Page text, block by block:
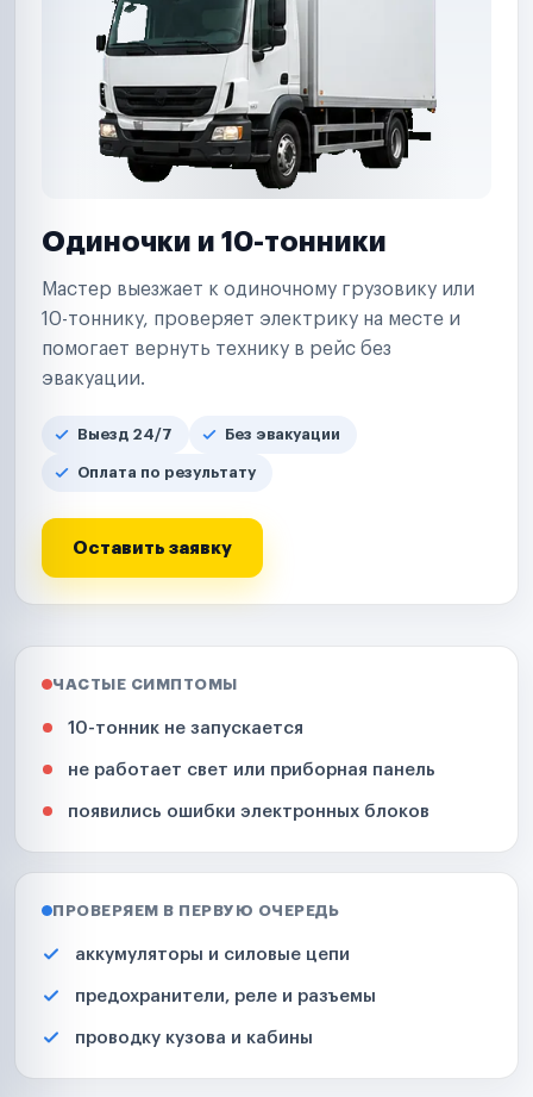
Одиночки и 10-тонники
Мастер выезжает к одиночному грузовику или
10-тоннику, проверяет электрику на месте и
помогает вернуть технику в рейс без
эвакуации.
Выезд 24/7 Без эвакуации
Оплата по результату
Оставить заявку
ЧАСТЫЕ СИМПТОМЫ
10-тонник не запускается
не работает свет или приборная панель
появились ошибки электронных блоков
ПРОВЕРЯЕМ В ПЕРВУЮ ОЧЕРЕДЬ
аккумуляторы и силовые цепи
предохранители, реле и разъемы
проводку кузова и кабины